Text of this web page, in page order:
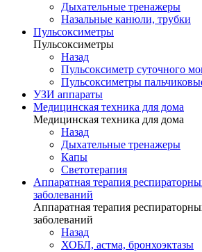
Дыхательные тренажеры
Назальные канюли, трубки
Пульсоксиметры
Пульсоксиметры
Назад
Пульсоксиметр суточного
Пульсоксиметры
УЗИ аппараты
Медицинская техника для дома
Медицинская техника для дома
Назад
Дыхательные тренажеры
Капы
Светотерапия
Аппаратная терапия
заболеваний
Аппаратная терапия
заболеваний
Назад
ХОБЛ, астма, бронхоэктазы